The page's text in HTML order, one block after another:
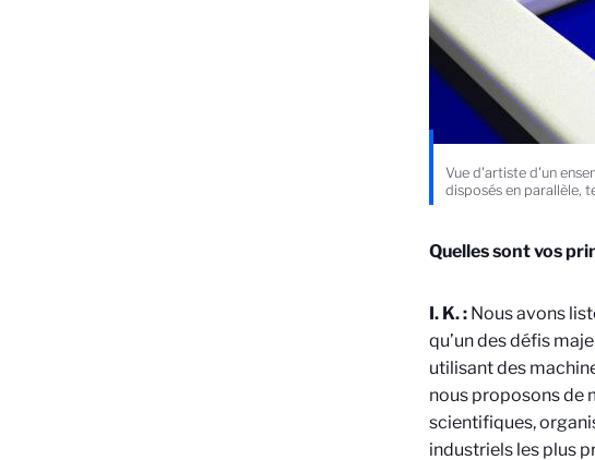
Vue d'artiste d'un
disposés en parallèle,
Quelles sont vos
I. K. :Nous avons
qu’un des défis
utilisant des
nous proposons de
scientifiques,
industriels les plus